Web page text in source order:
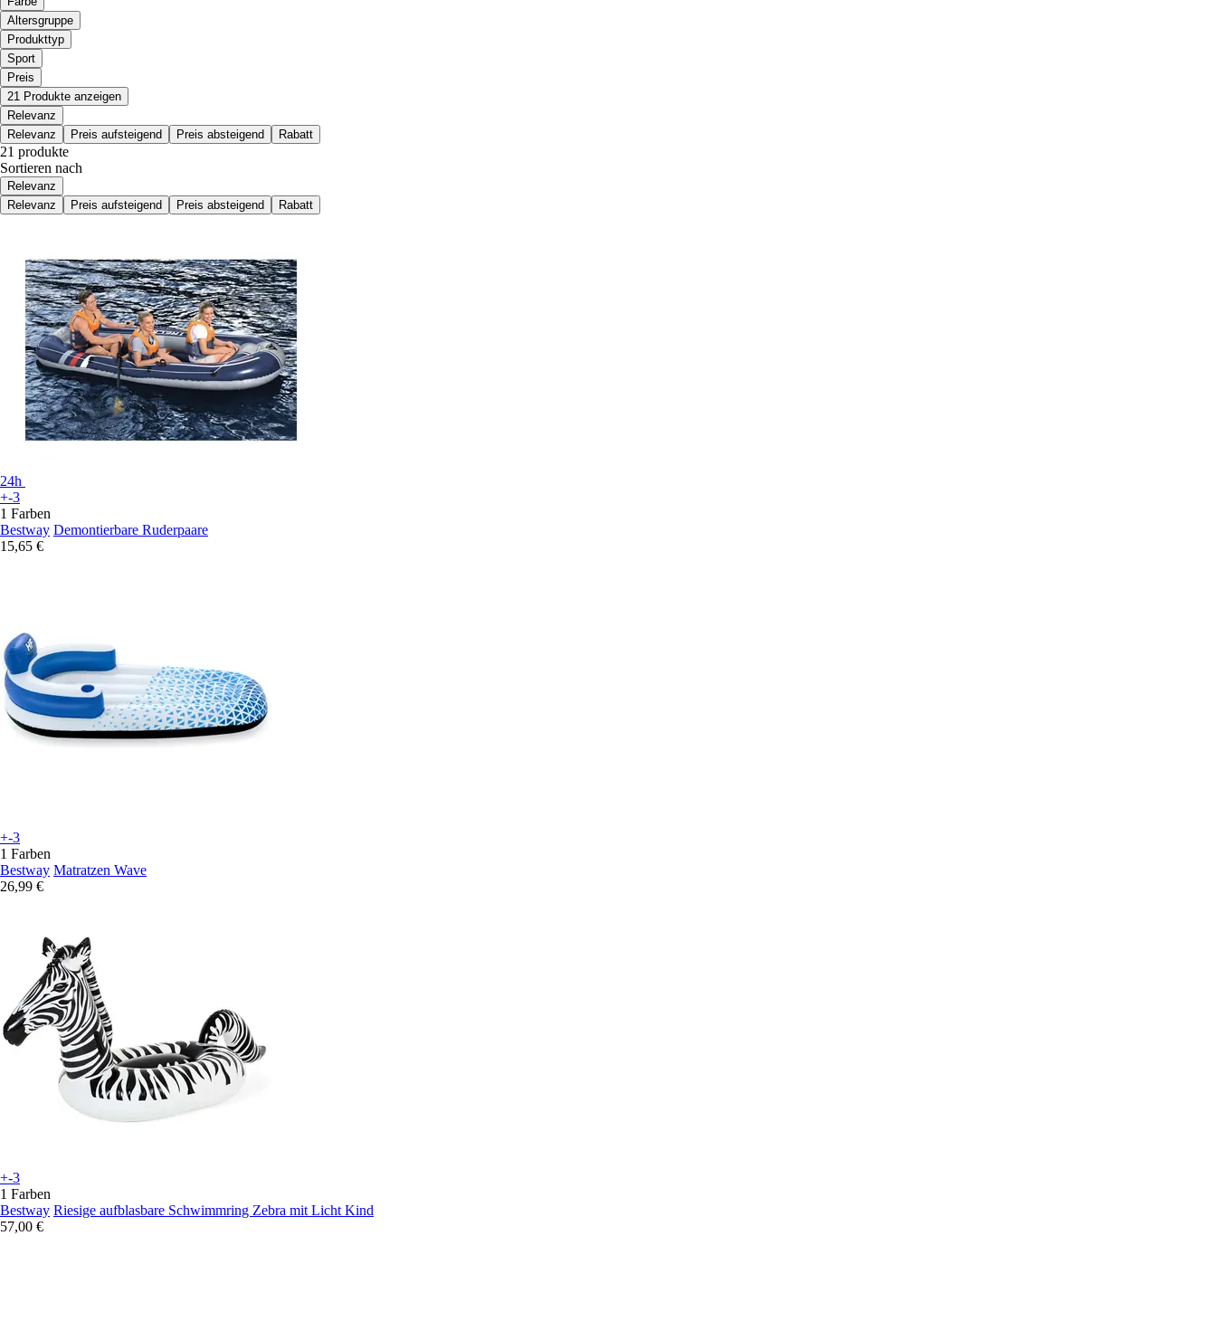
Altersgruppe
Produkttyp
Sport
Preis
21 Produkte anzeigen
Relevanz
Relevanz
Preis aufsteigend Preis absteigend Rabatt
21 produkte
Sortieren nach
Relevanz
Relevanz
Preis aufsteigend Preis absteigend Rabatt
24h
+-3
1 Farben
Bestway Demontierbare Ruderpaare
15,65 €
+-3
1 Farben
Bestway Matratzen Wave
26,99 €
+-3
1 Farben
Bestway Riesige aufblasbare Schwimmring Zebra mit Licht Kind
57,00 €